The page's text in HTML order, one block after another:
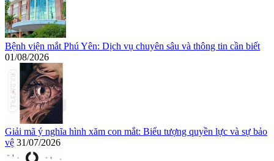
Bệnh viện mắt Phú Yên: Dịch vụ chuyên sâu và thông tin cần biết
01/08/2026
Giải mã ý nghĩa hình xăm con mắt: Biểu tượng quyền lực và sự bảo
vệ 31/07/2026